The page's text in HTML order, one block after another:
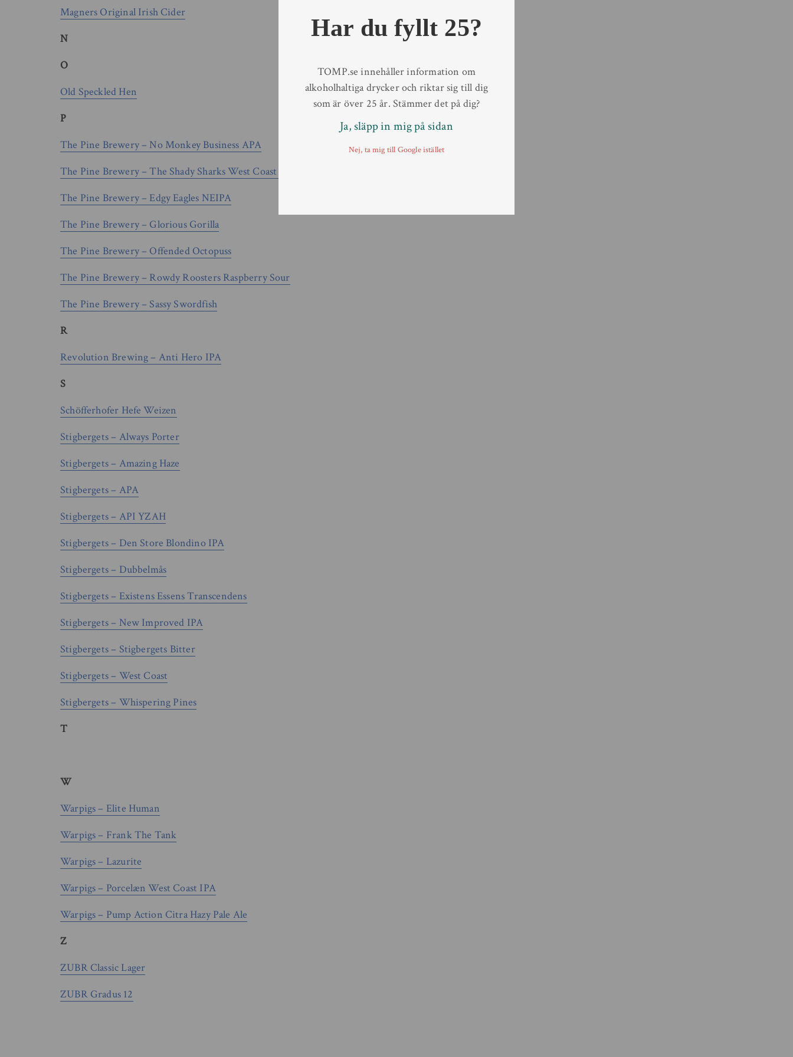
Magners Original Irish Cider
N
O
Old Speckled Hen
P
The Pine Brewery – No Monkey Business APA
The Pine Brewery – The Shady Sharks West Coast IPA
The Pine Brewery – Edgy Eagles NEIPA
The Pine Brewery – Glorious Gorilla
The Pine Brewery – Offended Octopuss
The Pine Brewery – Rowdy Roosters Raspberry Sour
The Pine Brewery – Sassy Swordfish
R
Revolution Brewing – Anti Hero IPA
S
Schöfferhofer Hefe Weizen
Stigbergets – Always Porter
Stigbergets – Amazing Haze
Stigbergets – APA
Stigbergets – API YZAH
Stigbergets – Den Store Blondino IPA
Stigbergets – Dubbelmås
Stigbergets – Existens Essens Transcendens
Stigbergets – New Improved IPA
Stigbergets – Stigbergets Bitter
Stigbergets – West Coast
Stigbergets – Whispering Pines
T
W
Warpigs – Elite Human
Warpigs – Frank The Tank
Warpigs – Lazurite
Warpigs – Porcelæn West Coast IPA
Warpigs – Pump Action Citra Hazy Pale Ale
Z
ZUBR Classic Lager
ZUBR Gradus 12
Har du fyllt 25?
TOMP.se innehåller information om
alkoholhaltiga drycker och riktar sig till dig
som är över 25 år. Stämmer det på dig?
Ja, släpp in mig på sidan
Nej, ta mig till Google istället